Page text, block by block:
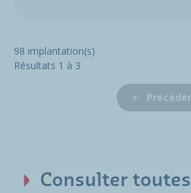
98 implantation(s)
Résultats 1 à 3
Consulter